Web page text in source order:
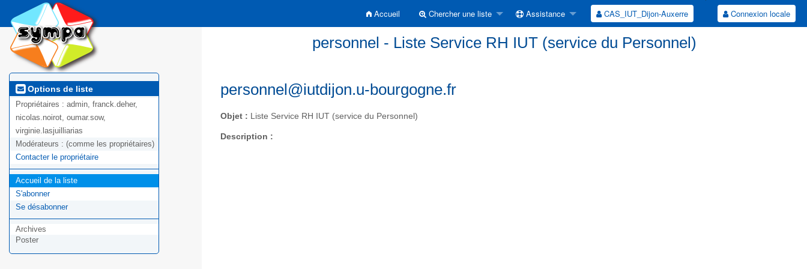
Accueil Chercher une liste Assistance CAS_IUT_Dijon-Auxerre Connexion locale
personnel - Liste Service RH IUT (service du Personnel)
Options de liste
Propriétaires : admin, franck.deher,
nicolas.noirot, oumar.sow,
virginie.lasjuilliarias
Modérateurs : (comme les propriétaires)
Contacter le propriétaire
Accueil de la liste
S'abonner
Se désabonner
Archives
Poster
personnel@iutdijon.u-bourgogne.fr
Objet : Liste Service RH IUT (service du Personnel)
Description :